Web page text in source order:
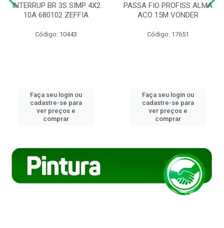
INTERRUP BR 3S SIMP 4X2
10A 680102 ZEFFIA
Código: 10443
Faça seu login ou
cadastre-se para
ver preços e
comprar
PASSA FIO PROFISS ALMA
ACO 15M VONDER
Código: 17651
Faça seu login ou
cadastre-se para
ver preços e
comprar